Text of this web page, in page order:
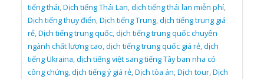
tiếng thái,Dịch tiếng Thái Lan,dịch tiếng thái lan miễn phí,
Dịch tiếng thụy điển,Dịch tiếng Trung,dịch tiếng trung giá
rẻ,Dịch tiếng trung quốc,dịch tiếng trung quốc chuyên
ngành chất lượng cao,dịch tiếng trung quốc giá rẻ,dịch
tiếng Ukraina,dịch tiếng việt sang tiếng Tây ban nha có
công chứng,dịch tiếng ý giá rẻ,Dịch tòa án,Dịch tour,Dịch